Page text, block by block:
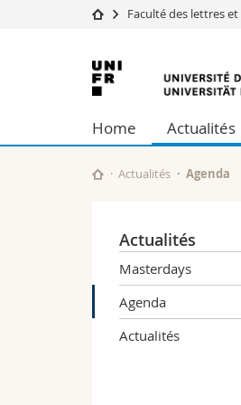
Université
Recherche
Université
Formation continue
Faculté des lettres
Université
de
Fribourg
Home Actualités
Actualités Agenda
Actualités
Masterdays
Agenda
Actualités